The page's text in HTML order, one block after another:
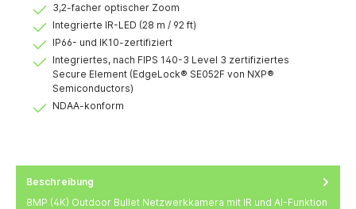
3,2-facher optischer Zoom
Integrierte IR-LED (28 m / 92 ft)
IP66- und IK10-zertifiziert
Integriertes, nach FIPS 140-3 Level 3 zertifiziertes
Secure Element (EdgeLock® SE052F von NXP®
Semiconductors)
NDAA-konform
Beschreibung
8MP (4K) Outdoor Bullet Netzwerkkamera mit IR und AI-Funktion